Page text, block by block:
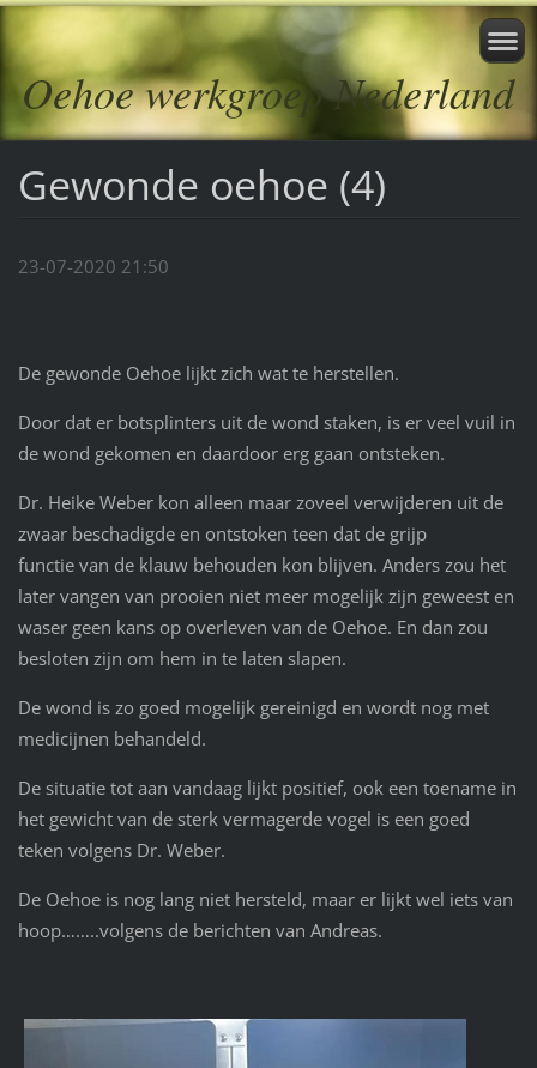
Oehoe werkgroep Nederland
Gewonde oehoe (4)
23-07-2020 21:50
De gewonde Oehoe lijkt zich wat te herstellen.
Door dat er botsplinters uit de wond staken, is er veel vuil in
de wond gekomen en daardoor erg gaan ontsteken.
Dr. Heike Weber kon alleen maar zoveel verwijderen uit de
zwaar beschadigde en ontstoken teen dat de grijp
functie van de klauw behouden kon blijven. Anders zou het
later vangen van prooien niet meer mogelijk zijn geweest en
waser geen kans op overleven van de Oehoe. En dan zou
besloten zijn om hem in te laten slapen.
De wond is zo goed mogelijk gereinigd en wordt nog met
medicijnen behandeld.
De situatie tot aan vandaag lijkt positief, ook een toename in
het gewicht van de sterk vermagerde vogel is een goed
teken volgens Dr. Weber.
De Oehoe is nog lang niet hersteld, maar er lijkt wel iets van
hoop……..volgens de berichten van Andreas.